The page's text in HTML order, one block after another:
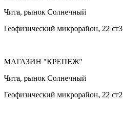
Чита, рынок Солнечный
Геофизический микрорайон, 22 ст3
МАГАЗИН "КРЕПЕЖ"
Чита, рынок Солнечный
Геофизический микрорайон, 22 ст2